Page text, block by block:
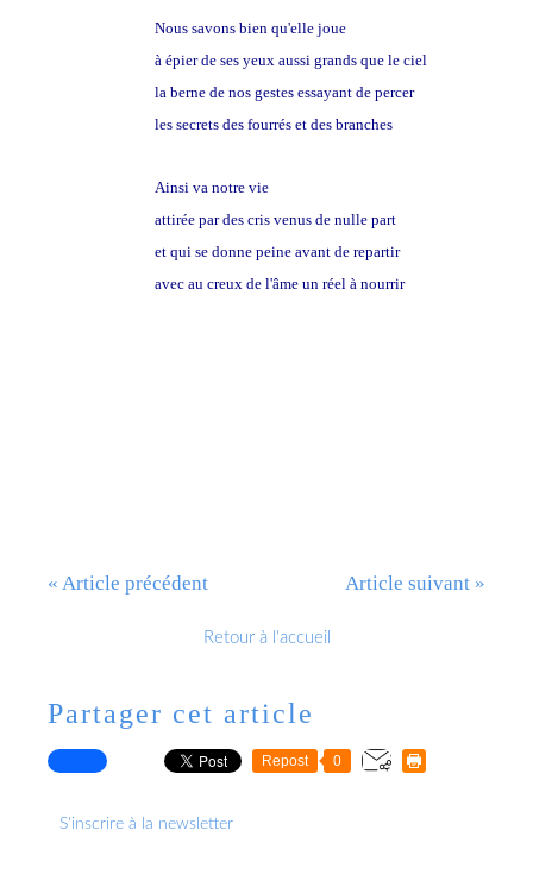
Nous savons bien qu'elle joue
à épier de ses yeux aussi grands que le ciel
la berne de nos gestes essayant de percer
les secrets des fourrés et des branches
Ainsi va notre vie
attirée par des cris venus de nulle part
et qui se donne peine avant de repartir
avec au creux de l'âme un réel à nourrir
« Article précédent Article suivant »
Retour à l'accueil
Partager cet article
Repost 0
S'inscrire à la newsletter